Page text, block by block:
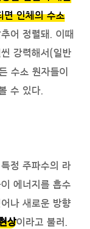
면 인체의 수소
어 정렬돼. 이때
강력해서(일반
수소 원자들이
수 있다.
정 주파수의 라
에너지를 흡수
나 새로운 방향
상이라고 불러.